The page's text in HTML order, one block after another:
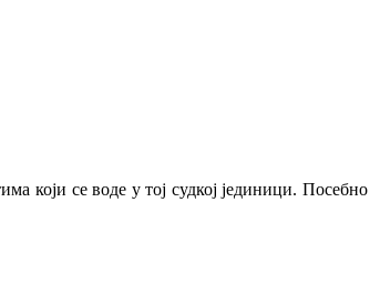
који се воде у тој судкој јединици. Посебно